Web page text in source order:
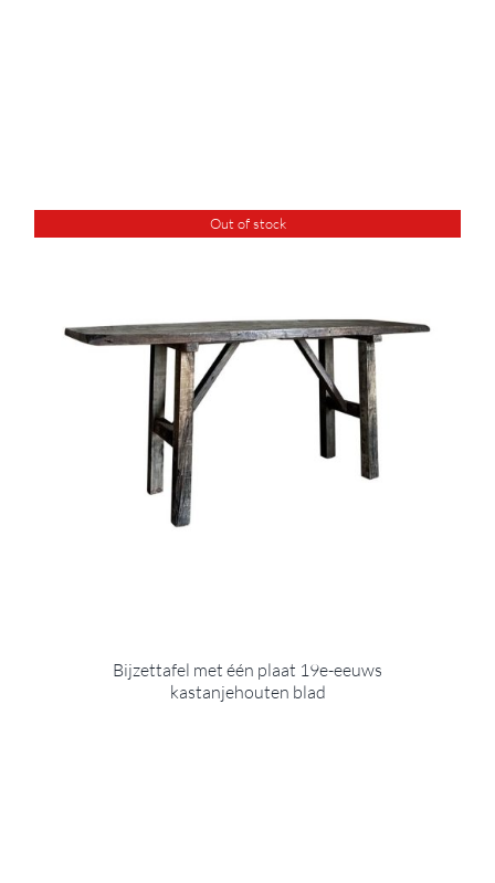
Out of stock
Bijzettafel met één plaat 19e-eeuws
kastanjehouten blad